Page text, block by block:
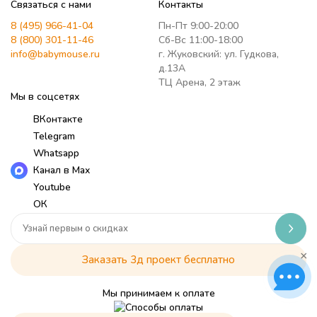
Связаться с нами
8 (495) 966-41-04
8 (800) 301-11-46
info@babymouse.ru
Контакты
Пн-Пт 9:00-20:00
Сб-Вс 11:00-18:00
г. Жуковский: ул. Гудкова,
д.13А
ТЦ Арена, 2 этаж
Мы в соцсетях
ВКонтакте
Telegram
Whatsapp
Канал в Max
Youtube
ОК
Заказать 3д проект бесплатно
Мы принимаем к оплате
×